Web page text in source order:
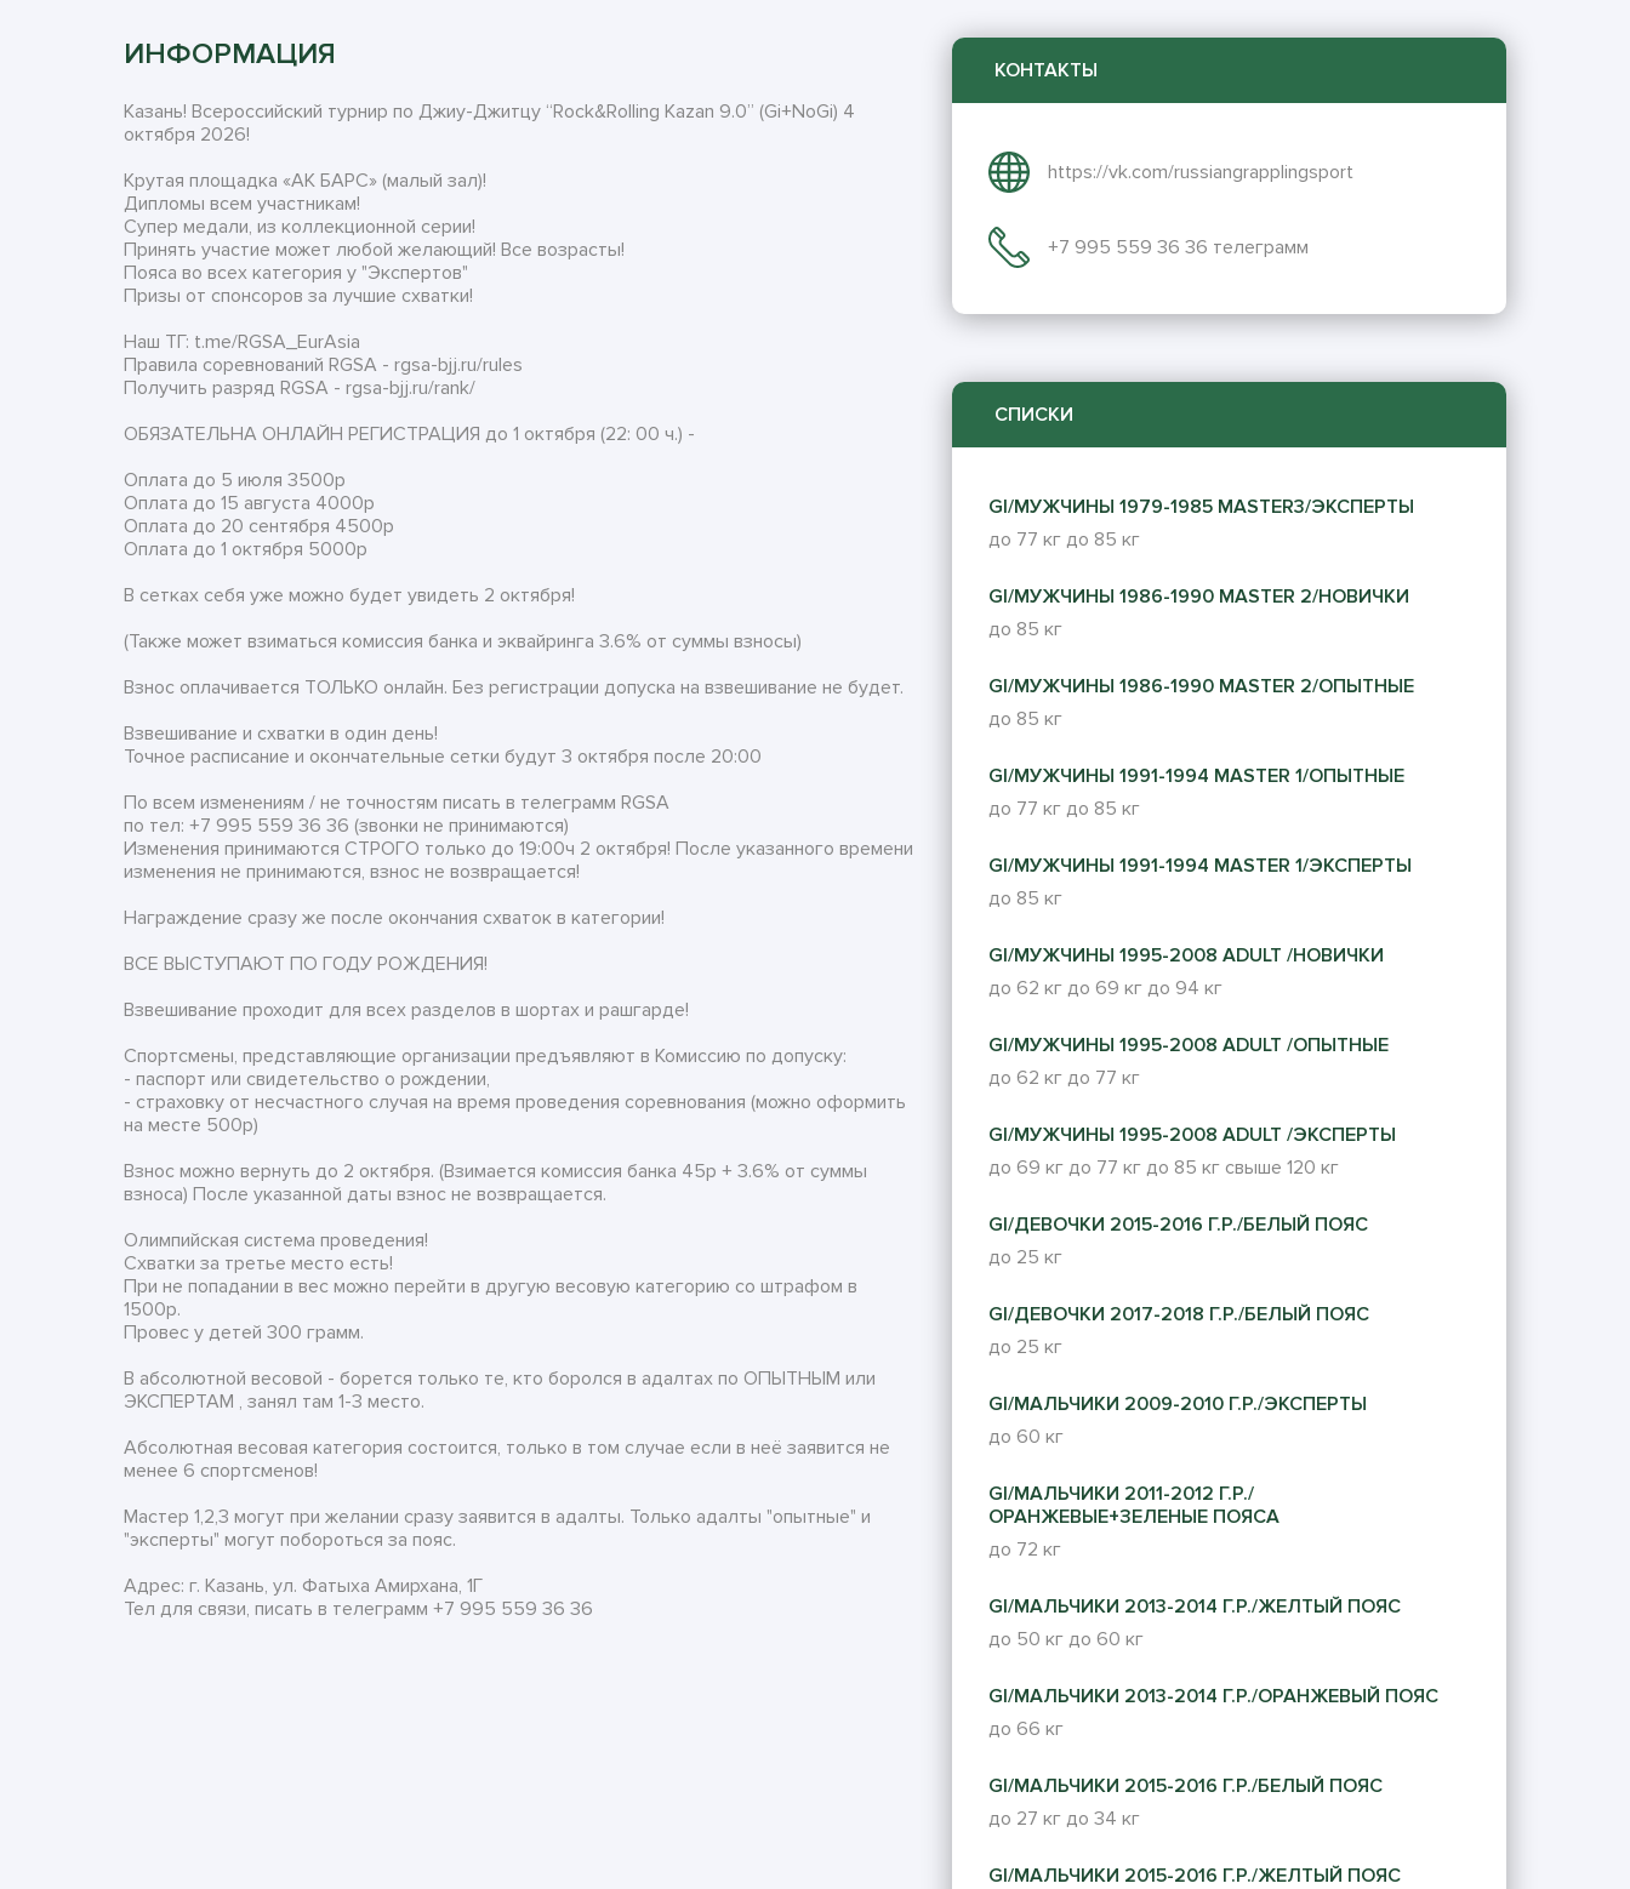
ИНФОРМАЦИЯ
Казань! Всероссийский турнир по Джиу-Джитцу “Rock&Rolling Kazan 9.0” (Gi+NoGi) 4
октября 2026!
Крутая площадка «АК БАРС» (малый зал)!
Дипломы всем участникам!
Супер медали, из коллекционной серии!
Принять участие может любой желающий! Все возрасты!
Пояса во всех категория у "Экспертов"
Призы от спонсоров за лучшие схватки!
Наш ТГ: t.me/RGSA_EurAsia
Правила соревнований RGSA - rgsa-bjj.ru/rules
Получить разряд RGSA - rgsa-bjj.ru/rank/
ОБЯЗАТЕЛЬНА ОНЛАЙН РЕГИСТРАЦИЯ до 1 октября (22: 00 ч.) -
Оплата до 5 июля 3500р
Оплата до 15 августа 4000р
Оплата до 20 сентября 4500р
Оплата до 1 октября 5000р
В сетках себя уже можно будет увидеть 2 октября!
(Также может взиматься комиссия банка и эквайринга 3.6% от суммы взносы)
Взнос оплачивается ТОЛЬКО онлайн. Без регистрации допуска на взвешивание не будет.
Взвешивание и схватки в один день!
Точное расписание и окончательные сетки будут 3 октября после 20:00
По всем изменениям / не точностям писать в телеграмм RGSA
по тел: +7 995 559 36 36 (звонки не принимаются)
Изменения принимаются СТРОГО только до 19:00ч 2 октября! После указанного времени
изменения не принимаются, взнос не возвращается!
Награждение сразу же после окончания схваток в категории!
ВСЕ ВЫСТУПАЮТ ПО ГОДУ РОЖДЕНИЯ!
Взвешивание проходит для всех разделов в шортах и рашгарде!
Спортсмены, представляющие организации предъявляют в Комиссию по допуску:
- паспорт или свидетельство о рождении,
- страховку от несчастного случая на время проведения соревнования (можно оформить
на месте 500р)
Взнос можно вернуть до 2 октября. (Взимается комиссия банка 45р + 3.6% от суммы
взноса) После указанной даты взнос не возвращается.
Олимпийская система проведения!
Схватки за третье место есть!
При не попадании в вес можно перейти в другую весовую категорию со штрафом в
1500р.
Провес у детей 300 грамм.
В абсолютной весовой - борется только те, кто боролся в адалтах по ОПЫТНЫМ или
ЭКСПЕРТАМ , занял там 1-3 место.
Абсолютная весовая категория состоится, только в том случае если в неё заявится не
менее 6 спортсменов!
Мастер 1,2,3 могут при желании сразу заявится в адалты. Только адалты "опытные" и
"эксперты" могут побороться за пояс.
Адрес: г. Казань, ул. Фатыха Амирхана, 1Г
Тел для связи, писать в телеграмм +7 995 559 36 36
КОНТАКТЫ
https://vk.com/russiangrapplingsport
+7 995 559 36 36 телеграмм
СПИСКИ
GI/МУЖЧИНЫ 1979-1985 MASTER3/ЭКСПЕРТЫ
до 77 кг до 85 кг
GI/МУЖЧИНЫ 1986-1990 MASTER 2/НОВИЧКИ
до 85 кг
GI/МУЖЧИНЫ 1986-1990 MASTER 2/ОПЫТНЫЕ
до 85 кг
GI/МУЖЧИНЫ 1991-1994 MASTER 1/ОПЫТНЫЕ
до 77 кг до 85 кг
GI/МУЖЧИНЫ 1991-1994 MASTER 1/ЭКСПЕРТЫ
до 85 кг
GI/МУЖЧИНЫ 1995-2008 ADULT /НОВИЧКИ
до 62 кг до 69 кг до 94 кг
GI/МУЖЧИНЫ 1995-2008 ADULT /ОПЫТНЫЕ
до 62 кг до 77 кг
GI/МУЖЧИНЫ 1995-2008 ADULT /ЭКСПЕРТЫ
до 69 кг до 77 кг до 85 кг свыше 120 кг
GI/ДЕВОЧКИ 2015-2016 Г.Р./БЕЛЫЙ ПОЯС
до 25 кг
GI/ДЕВОЧКИ 2017-2018 Г.Р./БЕЛЫЙ ПОЯС
до 25 кг
GI/МАЛЬЧИКИ 2009-2010 Г.Р./ЭКСПЕРТЫ
до 60 кг
GI/МАЛЬЧИКИ 2011-2012 Г.Р./
ОРАНЖЕВЫЕ+ЗЕЛЕНЫЕ ПОЯСА
до 72 кг
GI/МАЛЬЧИКИ 2013-2014 Г.Р./ЖЕЛТЫЙ ПОЯС
до 50 кг до 60 кг
GI/МАЛЬЧИКИ 2013-2014 Г.Р./ОРАНЖЕВЫЙ ПОЯС
до 66 кг
GI/МАЛЬЧИКИ 2015-2016 Г.Р./БЕЛЫЙ ПОЯС
до 27 кг до 34 кг
GI/МАЛЬЧИКИ 2015-2016 Г.Р./ЖЕЛТЫЙ ПОЯС